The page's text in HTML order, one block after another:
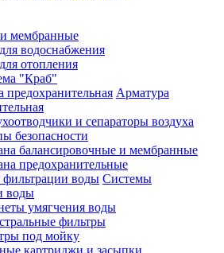
мембранные
водоснабжения
отопления
"Краб"
Арматура
и сепараторы воздуха
безопасности
балансировочные и мембранные
предохранительные
Системы
воды
умягчения воды
фильтры
под мойку
картриджи и засыпки